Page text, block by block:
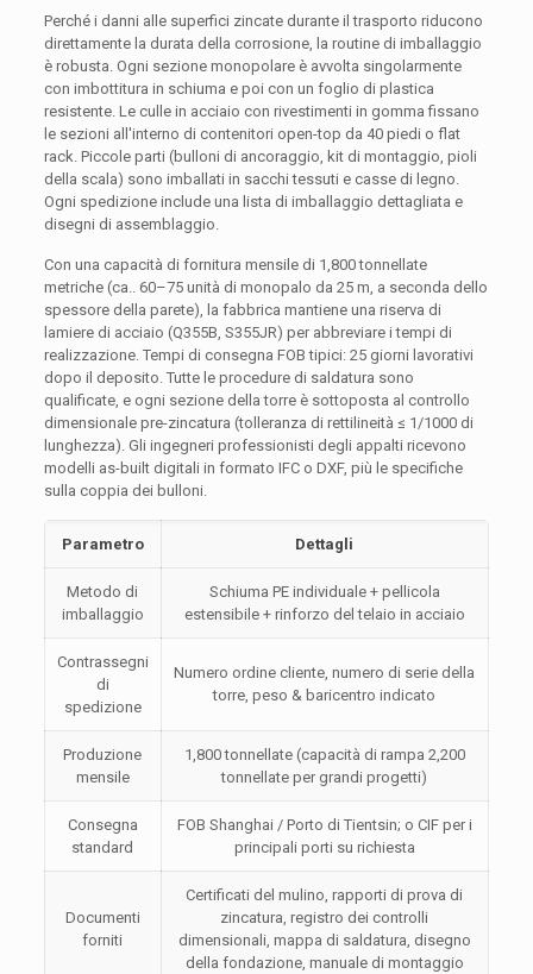
Perché i danni alle superfici zincate durante il trasporto riducono
direttamente la durata della corrosione, la routine di imballaggio
è robusta. Ogni sezione monopolare è avvolta singolarmente
con imbottitura in schiuma e poi con un foglio di plastica
resistente. Le culle in acciaio con rivestimenti in gomma fissano
le sezioni all'interno di contenitori open-top da 40 piedi o flat
rack. Piccole parti (bulloni di ancoraggio, kit di montaggio, pioli
della scala) sono imballati in sacchi tessuti e casse di legno.
Ogni spedizione include una lista di imballaggio dettagliata e
disegni di assemblaggio.
Con una capacità di fornitura mensile di 1,800 tonnellate
metriche (ca.. 60–75 unità di monopalo da 25 m, a seconda dello
spessore della parete), la fabbrica mantiene una riserva di
lamiere di acciaio (Q355B, S355JR) per abbreviare i tempi di
realizzazione. Tempi di consegna FOB tipici: 25 giorni lavorativi
dopo il deposito. Tutte le procedure di saldatura sono
qualificate, e ogni sezione della torre è sottoposta al controllo
dimensionale pre-zincatura (tolleranza di rettilineità ≤ 1/1000 di
lunghezza). Gli ingegneri professionisti degli appalti ricevono
modelli as-built digitali in formato IFC o DXF, più le specifiche
sulla coppia dei bulloni.
Parametro Dettagli
Metodo di
imballaggio
Schiuma PE individuale + pellicola
estensibile + rinforzo del telaio in acciaio
Contrassegni
di
spedizione
Numero ordine cliente, numero di serie della
torre, peso & baricentro indicato
Produzione
mensile
1,800 tonnellate (capacità di rampa 2,200
tonnellate per grandi progetti)
Consegna
standard
FOB Shanghai / Porto di Tientsin; o CIF per i
principali porti su richiesta
Documenti
forniti
Certificati del mulino, rapporti di prova di
zincatura, registro dei controlli
dimensionali, mappa di saldatura, disegno
della fondazione, manuale di montaggio